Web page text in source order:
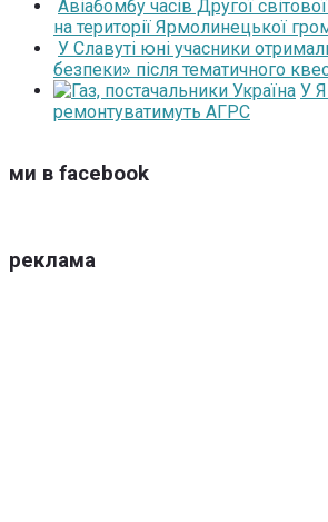
Авіабомбу часів Другої
на території Ярмолинецької
У Славуті юні учасники
безпеки» після тематичного
У
ремонтуватимуть АГРС
ми в facebook
реклама